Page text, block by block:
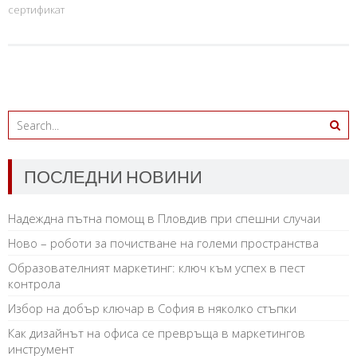
сертификат
ПОСЛЕДНИ НОВИНИ
Надеждна пътна помощ в Пловдив при спешни случаи
Ново – роботи за почистване на големи пространства
Образователният маркетинг: ключ към успех в пест
контрола
Избор на добър ключар в София в няколко стъпки
Как дизайнът на офиса се превръща в маркетингов
инструмент